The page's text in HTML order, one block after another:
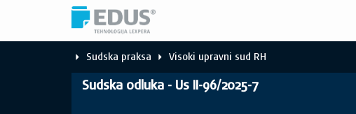
Sudska praksa Visoki upravni sud RH
Sudska odluka - Us II-96/2025-7